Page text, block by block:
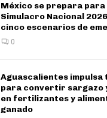
México se prepara para
Simulacro Nacional
cinco escenarios de
0
Aguascalientes impulsa
para convertir sargazo
en fertilizantes y
ganado